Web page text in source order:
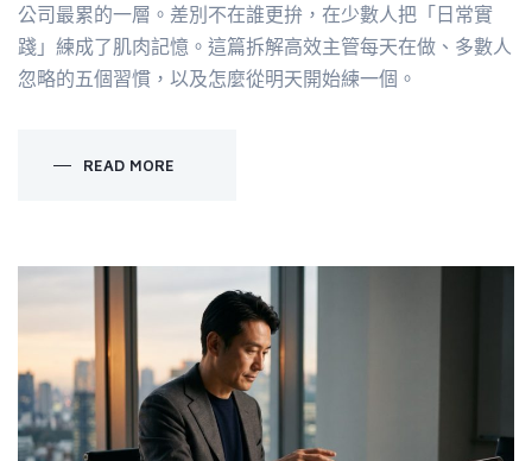
公司最累的一層。差別不在誰更拚，在少數人把「日常實
踐」練成了肌肉記憶。這篇拆解高效主管每天在做、多數人
忽略的五個習慣，以及怎麼從明天開始練一個。
READ MORE